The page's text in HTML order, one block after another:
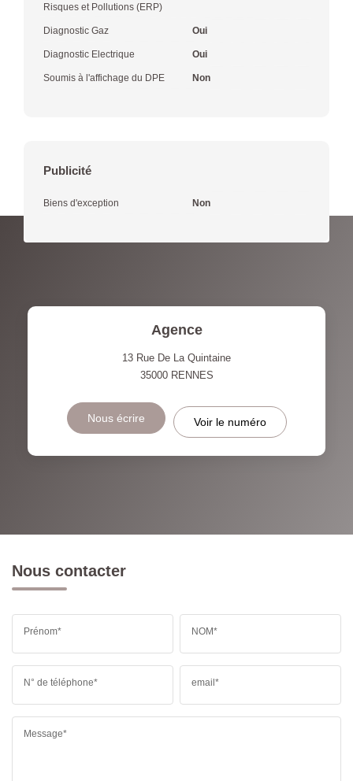
Risques et Pollutions (ERP)
Diagnostic Gaz Oui
Diagnostic Electrique Oui
Soumis à l'affichage du DPE Non
Publicité
Biens d'exception Non
Agence
13 Rue De La Quintaine
35000 RENNES
Nous écrire Voir le numéro
Nous contacter
Prénom* NOM*
N° de téléphone* email*
Message*